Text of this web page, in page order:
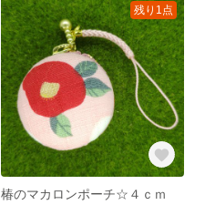
残り1点
椿のマカロンポーチ☆４ｃｍ